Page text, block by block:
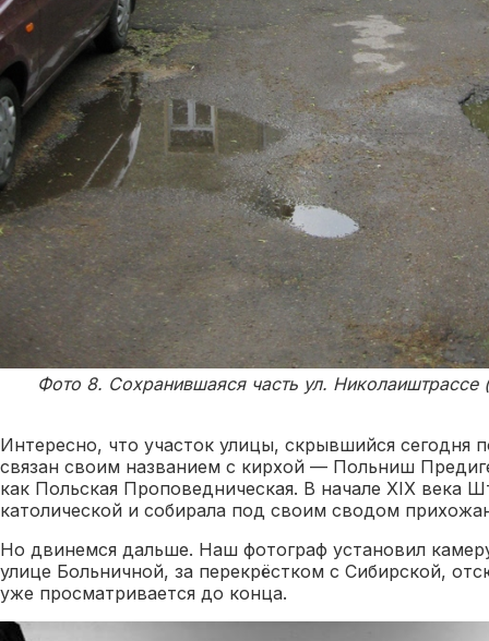
Фото 8. Сохранившаяся часть ул. Николаиштрассе
Интересно, что участок улицы, скрывшийся сегодня
связан своим названием с кирхой — Польниш
как Польская Проповедническая. В начале XIX века
католической и собирала под своим сводом
Но двинемся дальше. Наш фотограф установил
улице Больничной, за перекрёстком с Сибирской,
уже просматривается до конца.